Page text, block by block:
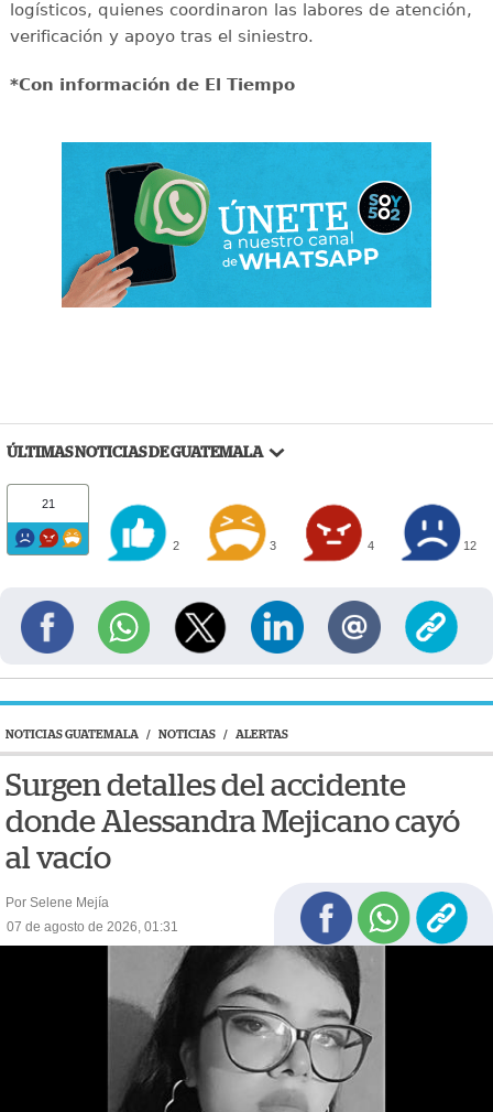
logísticos, quienes coordinaron las labores de atención,
verificación y apoyo tras el siniestro.
*Con información de El Tiempo
ÚLTIMAS NOTICIAS DE GUATEMALA
21
2 3 4 12
NOTICIAS GUATEMALA / NOTICIAS / ALERTAS
Surgen detalles del accidente
donde Alessandra Mejicano cayó
al vacío
Por Selene Mejía
07 de agosto de 2026, 01:31